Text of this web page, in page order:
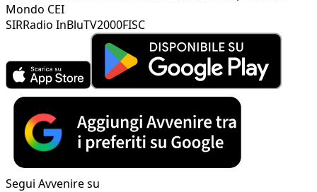
Mondo CEI
SIRRadio InBluTV2000FISC
Segui Avvenire su